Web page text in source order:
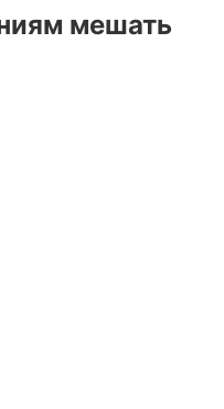
мешать